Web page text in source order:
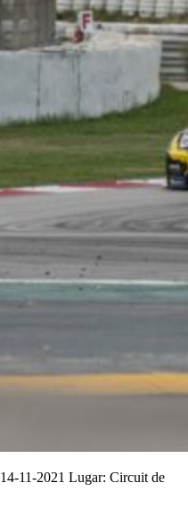
14-11-2021 Lugar: Circuit de